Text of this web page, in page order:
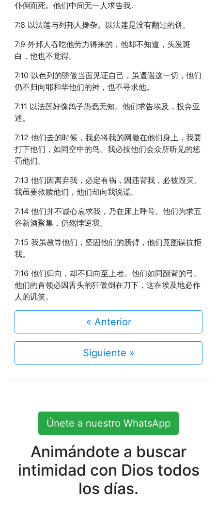
仆倒而死。他们中间无一人求告我。
7:8 以法莲与列邦人搀杂。以法莲是没有翻过的饼。
7:9 外邦人吞吃他劳力得来的，他却不知道，头发斑
白，他也不觉得。
7:10 以色列的骄傲当面见证自己，虽遭遇这一切，他们
仍不归向耶和华他们的神，也不寻求他。
7:11 以法莲好像鸽子愚蠢无知。他们求告埃及，投奔亚
述。
7:12 他们去的时候，我必将我的网撒在他们身上，我要
打下他们，如同空中的鸟。我必按他们会众所听见的惩
罚他们。
7:13 他们因离弃我，必定有祸，因违背我，必被毁灭。
我虽要救赎他们，他们却向我说谎。
7:14 他们并不诚心哀求我，乃在床上呼号。他们为求五
谷新酒聚集，仍然悖逆我。
7:15 我虽教导他们，坚固他们的膀臂，他们竟图谋抗拒
我。
7:16 他们归向，却不归向至上者。他们如同翻背的弓。
他们的首领必因舌头的狂傲倒在刀下，这在埃及地必作
人的讥笑。
« Anterior
Siguiente »
Únete a nuestro WhatsApp
Animándote a buscar
intimidad con Dios todos
los días.